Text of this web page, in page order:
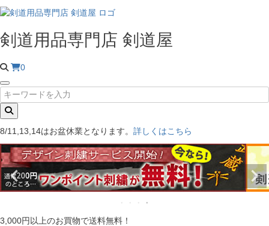
剣道用品専門店 剣道屋
0
8/11,13,14はお盆休業となります。 詳しくはこちら
3,000円以上のお買物で送料無料！